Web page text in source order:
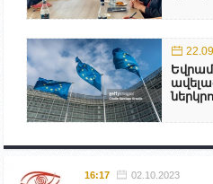
16:17 02.10.2023